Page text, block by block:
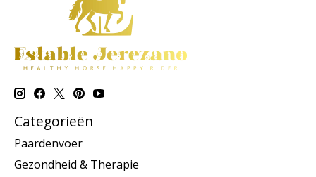
Categorieën
Paardenvoer
Gezondheid & Therapie